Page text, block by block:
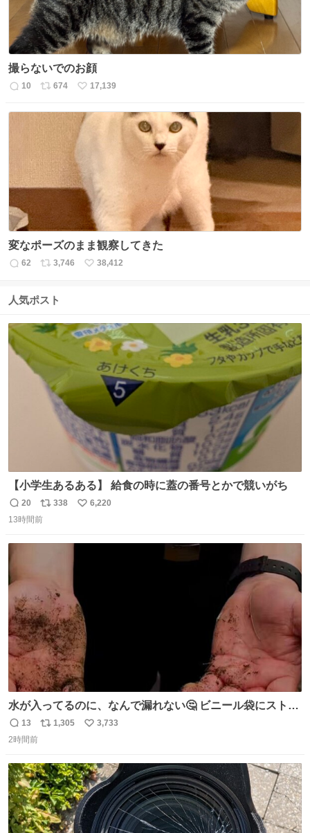
撮らないでのお顔
返
10
リ
ス
数
674
い
ね
数
17,139
変なポーズのまま観察してきた
返
数
62
リ
ス
数
3,746
い
38,412
人気ポスト
【小学生あるある】 給食の時に蓋の番号とかで競いがち
返
信
20
リ
ポ
338
い
6,220
13時間前
水が入ってるのに、なんで漏れない🤔 ビニール袋にストロ
ーを刺しているだけなのに、水が漏れない😳 実はこれ、ち
ゃんと理由があるんです💁🏽‍♂️ ビニール袋に水を入れて、ス
あると、水はほとんど出てきません🙆🏽‍♂️ ポイントは「空
気」でした🤭
返
信
13
リ
ト
数
1,305
い
数
3,733
2時間前